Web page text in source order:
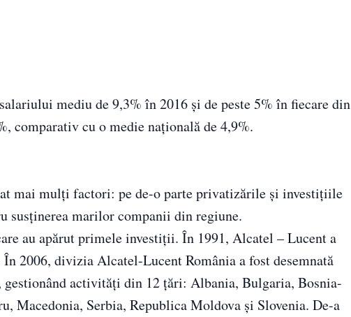
mediu de 9,3% în 2016 şi de peste 5% în fiecare din
comparativ cu o medie naţională de 4,9%.
mai mulți factori: pe de-o parte privatizările și investițiile
susținerea marilor companii din regiune.
au apărut primele investiții. În 1991, Alcatel – Lucent a
2006, divizia Alcatel-Lucent România a fost desemnată
activităţi din 12 ţări: Albania, Bulgaria, Bosnia-
Macedonia, Serbia, Republica Moldova şi Slovenia. De-a